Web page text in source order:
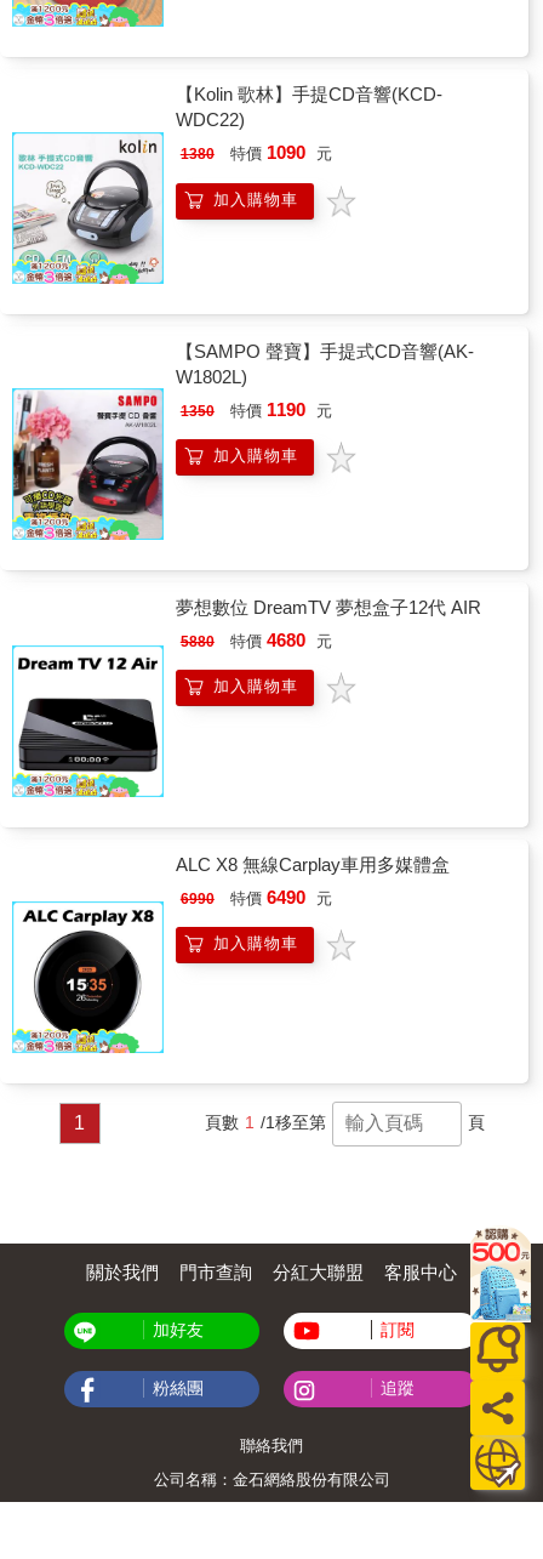
【Kolin 歌林】手提CD音響(KCD-
WDC22)
1380 特價 1090 元
加入購物車
【SAMPO 聲寶】手提式CD音響(AK-
W1802L)
1350 特價 1190 元
加入購物車
夢想數位 DreamTV 夢想盒子12代 AIR
5880 特價 4680 元
加入購物車
ALC X8 無線Carplay車用多媒體盒
6990 特價 6490 元
加入購物車
1 頁數 1 /1移至第 頁
關於我們 門市查詢 分紅大聯盟 客服中心
加好友 訂閱
粉絲團 追蹤
聯絡我們
公司名稱：金石網絡股份有限公司